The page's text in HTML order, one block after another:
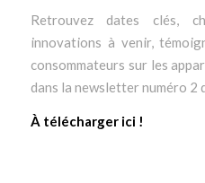
Retrouvez dates clés,
innovations à venir,
consommateurs sur les
dans la newsletter numéro 2
À télécharger ici !